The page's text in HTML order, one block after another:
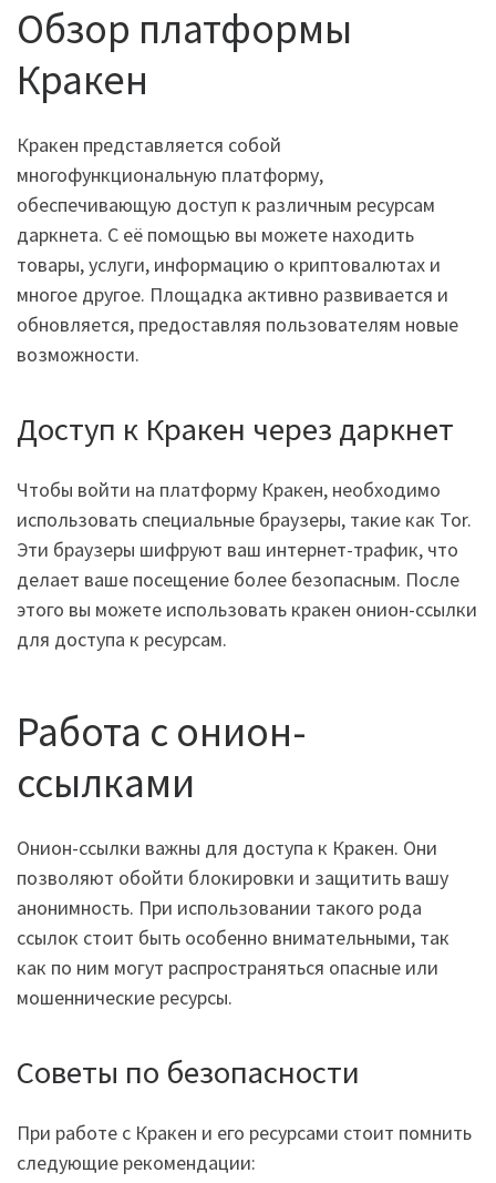
Обзор платформы
Кракен
Кракен представляется собой
многофункциональную платформу,
обеспечивающую доступ к различным ресурсам
даркнета. С её помощью вы можете находить
товары, услуги, информацию о криптовалютах и
многое другое. Площадка активно развивается и
обновляется, предоставляя пользователям новые
возможности.
Доступ к Кракен через даркнет
Чтобы войти на платформу Кракен, необходимо
использовать специальные браузеры, такие как Tor.
Эти браузеры шифруют ваш интернет-трафик, что
делает ваше посещение более безопасным. После
этого вы можете использовать кракен онион-ссылки
для доступа к ресурсам.
Работа с онион-
ссылками
Онион-ссылки важны для доступа к Кракен. Они
позволяют обойти блокировки и защитить вашу
анонимность. При использовании такого рода
ссылок стоит быть особенно внимательными, так
как по ним могут распространяться опасные или
мошеннические ресурсы.
Советы по безопасности
При работе с Кракен и его ресурсами стоит помнить
следующие рекомендации: